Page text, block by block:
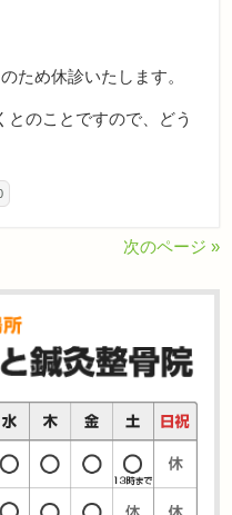
ため休診いたします。
とのことですので、どう
次のページ »